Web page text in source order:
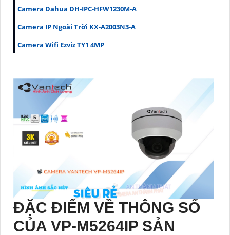
Camera Dahua DH-IPC-HFW1230M-A
Camera IP Ngoài Trời KX-A2003N3-A
Camera Wifi Ezviz TY1 4MP
ĐẶC ĐIỂM VỀ THÔNG SỐ
CỦA VP-M5264IP SẢN